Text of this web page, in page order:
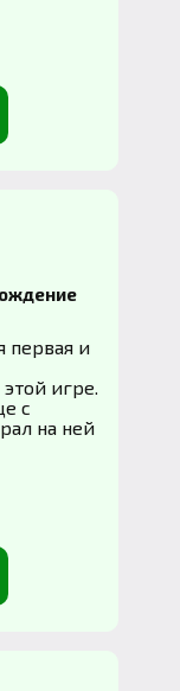
первая и
игре.
с
на ней